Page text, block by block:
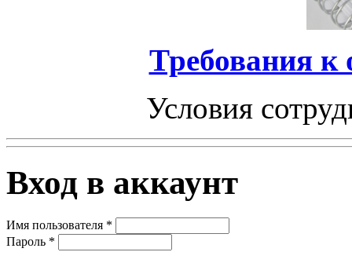
Требования к
Условия
Вход в аккаунт
Имя пользователя *
Пароль *